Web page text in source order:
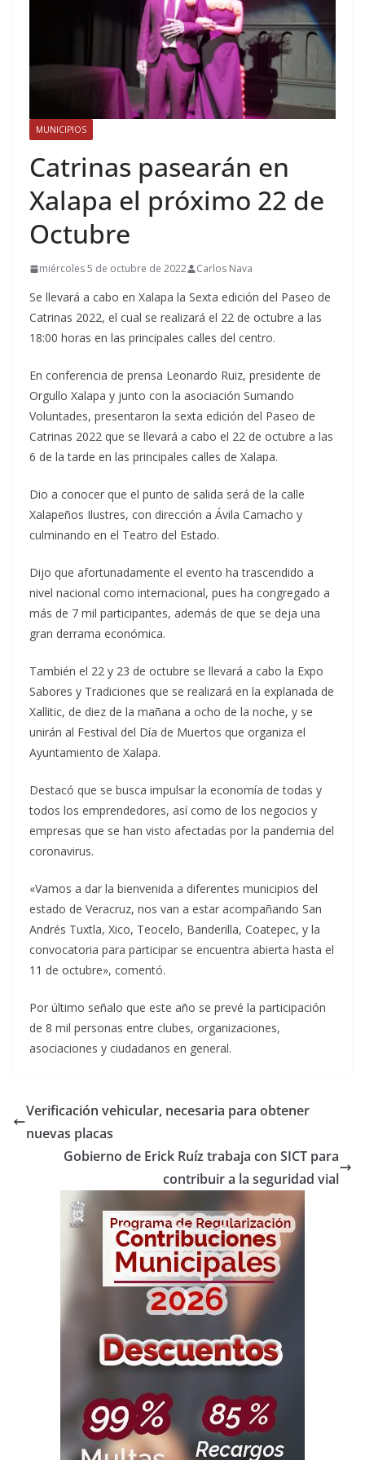
MUNICIPIOS
Catrinas pasearán en
Xalapa el próximo 22 de
Octubre
miércoles 5 de octubre de 2022 Carlos Nava
Se llevará a cabo en Xalapa la Sexta edición del Paseo de
Catrinas 2022, el cual se realizará el 22 de octubre a las
18:00 horas en las principales calles del centro.
En conferencia de prensa Leonardo Ruiz, presidente de
Orgullo Xalapa y junto con la asociación Sumando
Voluntades, presentaron la sexta edición del Paseo de
Catrinas 2022 que se llevará a cabo el 22 de octubre a las
6 de la tarde en las principales calles de Xalapa.
Dio a conocer que el punto de salida será de la calle
Xalapeños Ilustres, con dirección a Ávila Camacho y
culminando en el Teatro del Estado.
Dijo que afortunadamente el evento ha trascendido a
nivel nacional como internacional, pues ha congregado a
más de 7 mil participantes, además de que se deja una
gran derrama económica.
También el 22 y 23 de octubre se llevará a cabo la Expo
Sabores y Tradiciones que se realizará en la explanada de
Xallitic, de diez de la mañana a ocho de la noche, y se
unirán al Festival del Día de Muertos que organiza el
Ayuntamiento de Xalapa.
Destacó que se busca impulsar la economía de todas y
todos los emprendedores, así como de los negocios y
empresas que se han visto afectadas por la pandemia del
coronavirus.
«Vamos a dar la bienvenida a diferentes municipios del
estado de Veracruz, nos van a estar acompañando San
Andrés Tuxtla, Xico, Teocelo, Banderilla, Coatepec, y la
convocatoria para participar se encuentra abierta hasta el
11 de octubre», comentó.
Por último señalo que este año se prevé la participación
de 8 mil personas entre clubes, organizaciones,
asociaciones y ciudadanos en general.
Verificación vehicular, necesaria para obtener
nuevas placas
Gobierno de Erick Ruíz trabaja con SICT para
contribuir a la seguridad vial